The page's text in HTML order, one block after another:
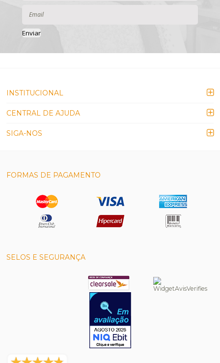
Enviar
INSTITUCIONAL
CENTRAL DE AJUDA
SIGA-NOS
FORMAS DE PAGAMENTO
SELOS E SEGURANÇA